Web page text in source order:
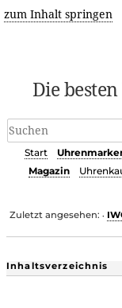
zum Inhalt springen
Die
Start
Magazin
Zuletzt angesehen: •
Inhaltsverzeichnis